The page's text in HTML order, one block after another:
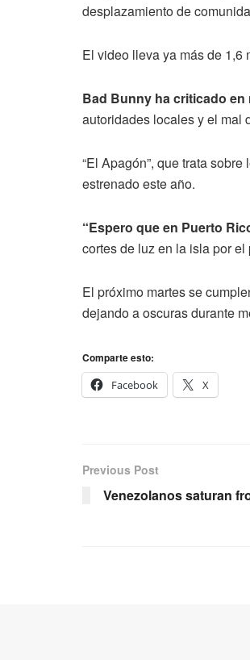
desplazamiento de
El video lleva ya más de 1,6
Bad Bunny ha criticado
autoridades locales y el mal
“El Apagón”, que trata
estrenado este año.
“Espero que en Puerto
cortes de luz en la isla por
El próximo martes se
dejando a oscuras durante
Comparte esto:
Facebook
X
Previous Post
Venezolanos saturan